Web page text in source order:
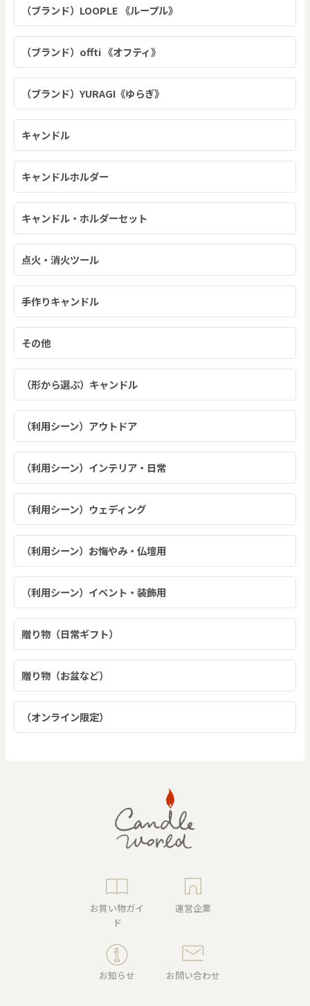
（ブランド）LOOPLE 《ループル》
（ブランド）offti 《オフティ》
（ブランド）YURAGI《ゆらぎ》
キャンドル
キャンドルホルダー
キャンドル・ホルダーセット
点火・消火ツール
手作りキャンドル
その他
（形から選ぶ）キャンドル
（利用シーン）アウトドア
（利用シーン）インテリア・日常
（利用シーン）ウェディング
（利用シーン）お悔やみ・仏壇用
（利用シーン）イベント・装飾用
贈り物（日常ギフト）
贈り物（お盆など）
（オンライン限定）
お買い物ガイ
ド
運営企業
お知らせ お問い合わせ